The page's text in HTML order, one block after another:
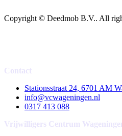
Copyright © Deedmob B.V.. All
Contact
Stationsstraat 24, 6701 AM
info@vcwageningen.nl
0317 413 088
Vrijwilligers Centrum